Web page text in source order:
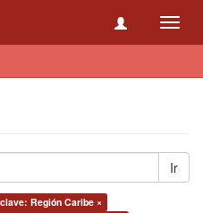
Ir
Región Caribe ×